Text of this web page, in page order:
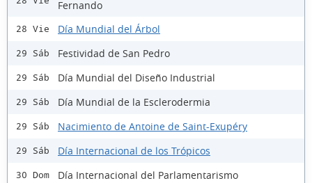
Fernando
28 Vie Día Mundial del Árbol
29 Sáb Festividad de San Pedro
29 Sáb Día Mundial del Diseño Industrial
29 Sáb Día Mundial de la Esclerodermia
29 Sáb Nacimiento de Antoine de Saint-Exupéry
29 Sáb Día Internacional de los Trópicos
30 Dom Día Internacional del Parlamentarismo